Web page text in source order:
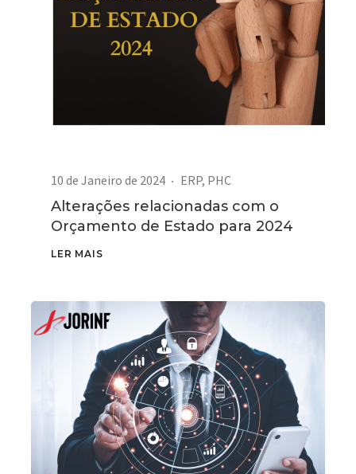
10 de Janeiro de 2024 ERP, PHC
Alterações relacionadas com o
Orçamento de Estado para 2024
LER MAIS